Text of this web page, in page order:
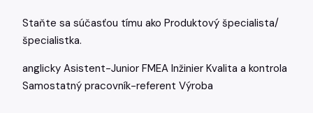
Staňte sa súčasťou tímu ako Produktový špecialista/
špecialistka.
anglicky Asistent-Junior FMEA Inžinier Kvalita a kontrola
Samostatný pracovník-referent Výroba